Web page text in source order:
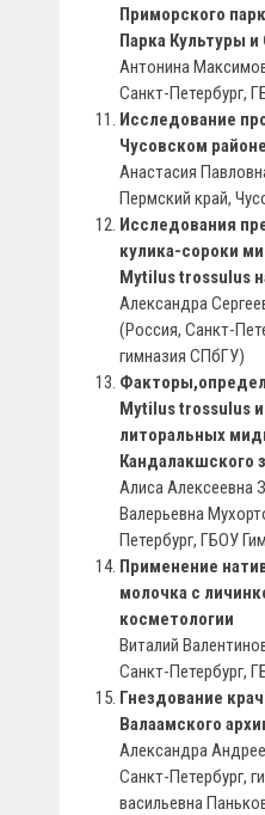
Приморского
Парка Культуры
Антонина
Санкт-Петербург,
Исследование
Чусовском
Анастасия
Пермский край,
Исследования
кулика-сороки
Mytilus trossulus
Александра
(Россия, Санкт-
гимназия СПбГУ)
Mytilus trossulus
литоральных
Кандалакшского
Алиса Алексеевна
Валерьевна
Петербург, ГБОУ
Применение
молочка с
косметологии
Виталий
Санкт-Петербург,
Гнездование
Валаамского
Александра
Санкт-Петербург,
васильевна